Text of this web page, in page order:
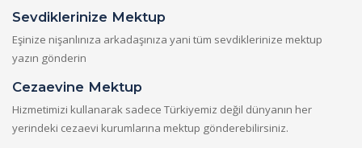
Sevdiklerinize Mektup
Eşinize nişanlınıza arkadaşınıza yani tüm sevdiklerinize mektup
yazın gönderin
Cezaevine Mektup
Hizmetimizi kullanarak sadece Türkiyemiz değil dünyanın her
yerindeki cezaevi kurumlarına mektup gönderebilirsiniz.